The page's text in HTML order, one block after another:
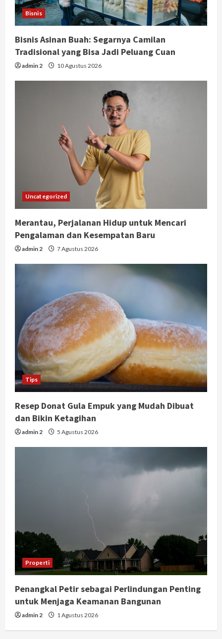
Bisnis
Bisnis Asinan Buah: Segarnya Camilan
Tradisional yang Bisa Jadi Peluang Cuan
admin 2 10 Agustus 2026
Uncategorized
Merantau, Perjalanan Hidup untuk Mencari
Pengalaman dan Kesempatan Baru
admin 2 7 Agustus 2026
Tips
Resep Donat Gula Empuk yang Mudah Dibuat
dan Bikin Ketagihan
admin 2 5 Agustus 2026
Properti
Penangkal Petir sebagai Perlindungan Penting
untuk Menjaga Keamanan Bangunan
admin 2 1 Agustus 2026